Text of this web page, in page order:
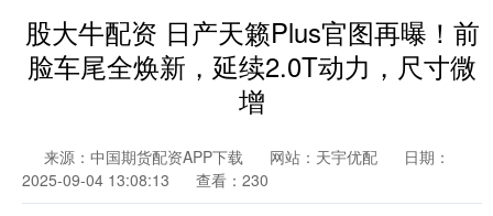
股大牛配资 日产天籁Plus官图再曝！前
脸车尾全焕新，延续2.0T动力，尺寸微
增
来源：中国期货配资APP下载 网站：天宇优配
日期：
2025-09-04 13:08:13
查看：230